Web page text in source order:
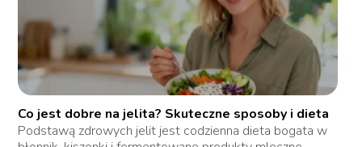
Co jest dobre na jelita? Skuteczne sposoby i dieta
Podstawą zdrowych jelit jest codzienna dieta bogata w